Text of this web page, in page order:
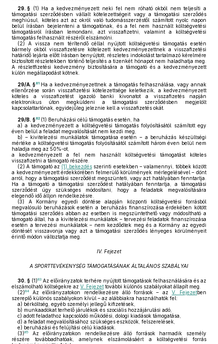
29. § (1) Ha a kedvezményezett neki fel nem róható okból nem teljesíti a
támogatási szerződésben vállalt kötelezettségeit vagy a támogatási szerződés
meghiúsul, köteles azt az okról való tudomásszerzéstől számított nyolc napon
belül írásban bejelenteni a támogatónak, és a fel nem használt költségvetési
támogatásról írásban lemondani, azt visszafizetni, valamint a költségvetési
támogatás felhasznált részéről elszámolni.
(2) A vissza nem térítendő céllal nyújtott költségvetési támogatás esetén
bármely okból visszafizetésre kötelezett kedvezményezettnek a visszafizetési
határidő lejárta előtt írásban benyújtott, részletes indokolást tartalmazó kérelmére
biztosított részletekben történő teljesítés a tizenkét hónapot nem haladhatja meg.
A részletfizetési kedvezmény biztosítására a támogató és a kedvezményezett
külön megállapodást kötnek.
29/A. §81 Ha a kedvezményezettnek a támogatás felhasználása, vagy annak
ellenőrzése során visszafizetési kötelezettsége keletkezik, a kedvezményezett
köteles a visszafizetést igazoló banki kivonatot a visszafizetés napján
elektronikus úton megküldeni a támogatási szerződésben megjelölt
kapcsolattartónak, egyidejűleg jeleznie kell a visszafizetés okát.
29/B. §82 (1) Beruházási célú támogatás esetén, ha
a) a kedvezményezett a költségvetési támogatás folyósításától számított egy
éven belül a feladat megvalósítását nem kezdi meg,
b) – kivitelezési munkálatok támogatása esetén – a beruházás készültségi
mértéke a költségvetési támogatás folyósításától számított három éven belül nem
haladja meg az 50%-ot,
a kedvezményezett a fel nem használt költségvetési támogatást köteles
visszafizetni a támogató részére.
(2) A támogató az (1) bekezdésszerinti esetekben – valamennyi, többek között
a kedvezményezett érdekkörében felmerülő körülmények mérlegelésével – dönt
arról, hogy a támogatási szerződést megszünteti, vagy azt hatályában fenntartja.
Ha a támogató a támogatási szerződést hatályában fenntartja, a támogatási
szerződést úgy szükséges módosítani, hogy a feladatok megvalósítására
elegendő idő álljon rendelkezésre.
(3) A Kormány egyedi döntése alapján központi költségvetési forrásból
megvalósuló beruházások esetén a beruházás finanszírozása érdekében kötött
támogatási szerződés abban az esetben is megszüntethető vagy módosítható a
támogató által, ha a kivitelezési munkálatok – tervezési feladatok finanszírozása
esetén a tervezési munkálatok – nem kezdődtek meg és a Kormány az egyedi
döntését visszavonja vagy azt a támogatási szerződés lényeges körülményeit
érintő módon változtatja meg.
IV. Fejezet
A SPORTTEVÉKENYSÉG TÁMOGATÁSÁNAK ÁLTALÁNOS SZABÁLYAI
30. § (1)83 Az előirányzatok terhére nyújtott támogatások felhasználására és az
elszámolható költségekre az V. Fejezet további különös szabályokat állapít meg.
(2)84 Az előirányzatokon rendelkezésre álló források – az V. Fejezetben
szereplő különös szabályokon kívül – az alábbiakra használhatók fel:
a) bérköltség, egyéb személyi jellegű kifizetések,
b) munkaadókat terhelő járulékok és szociális hozzájárulási adó,
c) adott feladathoz kapcsolódó működési, dologi kiadások támogatása,
d) a feladat megvalósításához szükséges eszközök, felszerelések,
e) beruházási és felújítási célú kiadások.
(3)85
Az előirányzatokon rendelkezésre álló források harmadik személy
részére továbbadhatóak, amelynek elszámolásáért a költségvetési forrás